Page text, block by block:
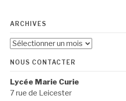
ARCHIVES
Archives
NOUS CONTACTER
Lycée Marie Curie
7 rue de Leicester